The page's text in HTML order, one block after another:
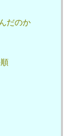
だのか